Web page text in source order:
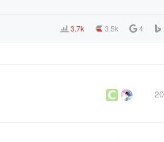
3.7k 3.5k 4
20